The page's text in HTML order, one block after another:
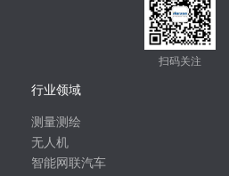
扫码关注
行业领域
测量测绘
无人机
智能网联汽车